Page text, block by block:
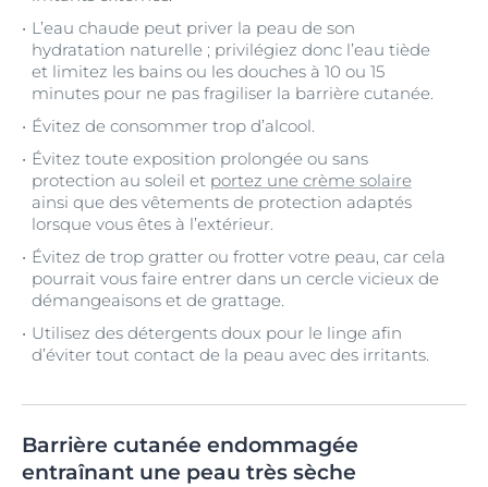
L’eau chaude peut priver la peau de son
hydratation naturelle ; privilégiez donc l’eau tiède
et limitez les bains ou les douches à 10 ou 15
minutes pour ne pas fragiliser la barrière cutanée.
Évitez de consommer trop d’alcool.
Évitez toute exposition prolongée ou sans
protection au soleil et portez une crème solaire
ainsi que des vêtements de protection adaptés
lorsque vous êtes à l’extérieur.
Évitez de trop gratter ou frotter votre peau, car cela
pourrait vous faire entrer dans un cercle vicieux de
démangeaisons et de grattage.
Utilisez des détergents doux pour le linge afin
d’éviter tout contact de la peau avec des irritants.
Barrière cutanée endommagée
entraînant une peau très sèche